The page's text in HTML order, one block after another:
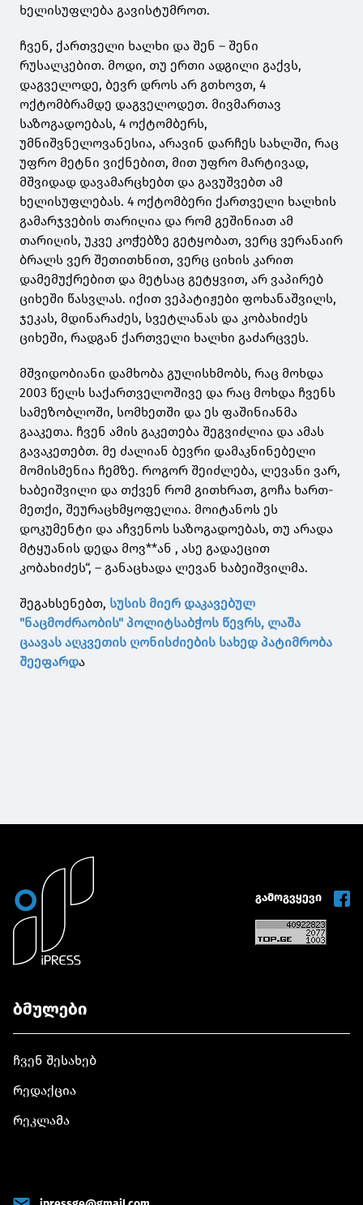
ხელისუფლება გავისტუმროთ.
ჩვენ, ქართველი ხალხი და შენ – შენი
რუსალკებით. მოდი, თუ ერთი ადგილი გაქვს,
დაგველოდე, ბევრ დროს არ გთხოვთ, 4
ოქტომბრამდე დაგველოდეთ. მივმართავ
საზოგადოებას, 4 ოქტომბერს,
უმნიშვნელოვანესია, არავინ დარჩეს სახლში, რაც
უფრო მეტნი ვიქნებით, მით უფრო მარტივად,
მშვიდად დავამარცხებთ და გავუშვებთ ამ
ხელისუფლებას. 4 ოქტომბერი ქართველი ხალხის
გამარჯვების თარიღია და რომ გეშინიათ ამ
თარიღის, უკვე კოჭებზე გეტყობათ, ვერც ვერანაირ
ბრალს ვერ შეთითხნით, ვერც ციხის კარით
დამემუქრებით და მეტსაც გეტყვით, არ ვაპირებ
ციხეში წასვლას. იქით ვეპატიჟები ფოხანაშვილს,
ჯეკას, მდინარაძეს, სვეტლანას და კობახიძეს
ციხეში, რადგან ქართველი ხალხი გაძარცვეს.
მშვიდობიანი დამხობა გულისხმობს, რაც მოხდა
2003 წელს საქართველოშივე და რაც მოხდა ჩვენს
სამეზობლოში, სომხეთში და ეს ფაშინიანმა
გააკეთა. ჩვენ ამის გაკეთება შეგვიძლია და ამას
გავაკეთებთ. მე ძალიან ბევრი დამაკნინებელი
მომისმენია ჩემზე. როგორ შეიძლება, ლევანი ვარ,
ხაბეიშვილი და თქვენ რომ გითხრათ, გოჩა ხართ-
მეთქი, შეურაცხმყოფელია. მოიტანოს ეს
დოკუმენტი და აჩვენოს საზოგადოებას, თუ არადა
მტყუანის დედა მოვ**ან , ასე გადაეცით
კობახიძეს“, – განაცხადა ლევან ხაბეიშვილმა.
შეგახსენებთ, სუსის მიერ დაკავებულ
"ნაცმოძრაობის" პოლიტსაბჭოს წევრს, ლაშა
ცაავას აღკვეთის ღონისძიების სახედ პატიმრობა
შეეფარდა
გამოგვყევი
ბმულები
ჩვენ შესახებ
რედაქცია
რეკლამა